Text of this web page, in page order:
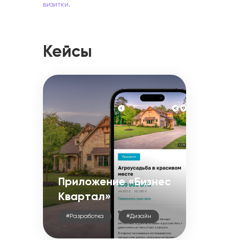
визитки.
Кейсы
Приложение «Бизнес
Квартал»
#Разработка #Дизайн